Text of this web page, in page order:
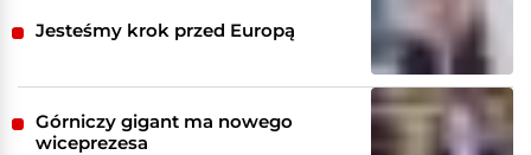
Jesteśmy krok przed Europą
Górniczy gigant ma nowego
wiceprezesa